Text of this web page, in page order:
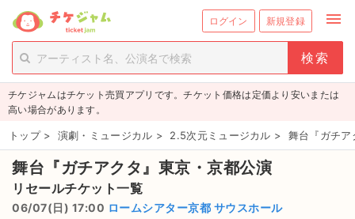
ログイン 新規登録 menu
person_add 新規会員登録
チケットを探す
新着チケット
値下げしたチケット
都道府県からチケットを探す
チケジャムはチケット売買アプリです。チケット価格は定価より安いまたは
高い場合があります。
トップ > 演劇・ミュージカル > 2.5次元ミュージカル > 舞台『ガチ
舞台『ガチアクタ』東京・京都公演
リセールチケット一覧
06/07(日) 17:00 ロームシアター京都 サウスホール